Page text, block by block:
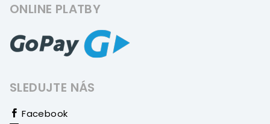
ONLINE PLATBY
SLEDUJTE NÁS
Facebook